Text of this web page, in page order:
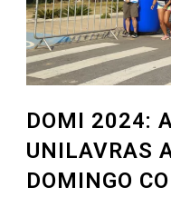
DOMI 2024:
UNILAVRAS
DOMINGO